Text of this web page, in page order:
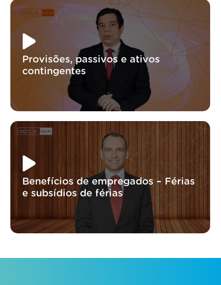
Provisões, passivos e ativos
contingentes
Benefícios de empregados – Férias
e subsídios de férias